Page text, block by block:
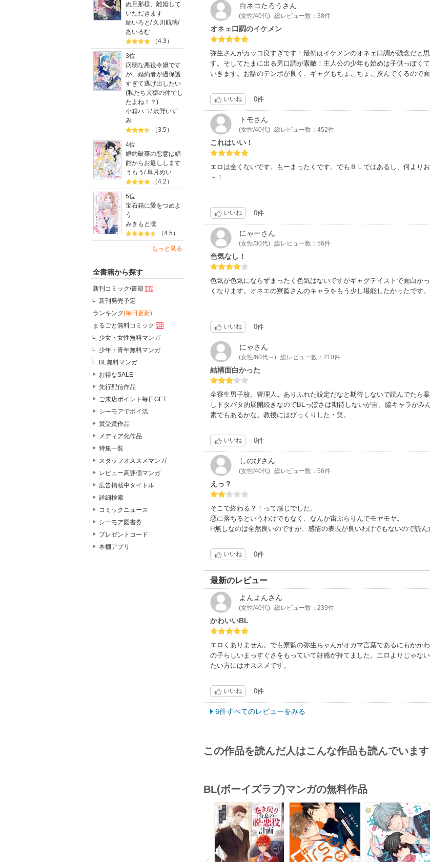
ぬ旦那様、離婚して
いただきます
紬いろと / 久川航璃/
あいるむ
（4.3）
3位
病弱な悪役令嬢です
が、婚約者が過保護
すぎて逃げ出したい
(私たち犬猿の仲でし
たよね！？)
小箱ハコ/沢野いず
み
（3.5）
4位
婚約破棄の悪意は娼
館からお返しします
うもう /皐月めい
（4.2）
5位
宝石箱に愛をつめよ
う
みきもと凜
（4.5）
もっと見る
全書籍から探す
新刊コミック/書籍
新刊発売予定
ランキング(毎日更新)
まるごと無料コミック
少女・女性無料マンガ
少年・青年無料マンガ
BL無料マンガ
お得なSALE
先行配信作品
ご来店ポイント毎日GET
シーモアでポイ活
賞受賞作品
メディア化作品
特集一覧
スタッフオススメマンガ
レビュー高評価マンガ
広告掲載中タイトル
詳細検索
コミックニュース
シーモア図書券
プレゼントコード
本棚アプリ
白ネコたろう さん
(女性/40代) 総レビュー数：38件
オネェ口調のイケメン
弥生さんがカッコ良すぎです！最初はイケメンのオネェ口調が残念だと
す。そしてたまに出る男口調が素敵！主人公の少年も始めは子供っぽく
いきます。お話のテンポが良く、ギャグもちょこちょこ挟んでくるので面
いいね 0件
トモさん
(女性/40代) 総レビュー数：452件
これはいい！
エロは全くないです。もーまったくです。でもＢＬではあるし、何より
～！
いいね 0件
にゃーさん
(女性/30代) 総レビュー数：56件
色気なし！
色気が色気にならずまったく色気はないですがギャグテイストで面白か
くなります。オネエの寮監さんのキャラをもう少し堪能したかったです。
いいね 0件
にゃさん
(女性/60代～) 総レビュー数：210件
結構面白かった
全寮生男子校、管理人。ありふれた設定だなと期待しないで読んでたら
しドタバタ的展開続きなのでBLっぽさは期待しないが吉。脇キャラが
素でもあるかな。教授にはびっくりした・笑。
いいね 0件
しのびさん
(女性/40代) 総レビュー数：56件
えっ？
そこで終わる？！って感じでした。
恋に落ちるというわけでもなく、なんか宙ぶらりんでモヤモヤ。
H無しなのは全然良いのですが、感情の表現が良いわけでもないので読ん
いいね 0件
最新のレビュー
よんよんさん
(女性/40代) 総レビュー数：239件
かわいいBL
エロくありません。でも寮監の弥生ちゃんがオカマ言葉であるにもかか
の子らしいまっすぐさをもっていて好感が持てました。エロよりじゃな
たい方にはオススメです。
いいね 0件
6件すべてのレビューをみる
この作品を読んだ人はこんな作品も読んでいます
BL(ボーイズラブ)マンガの無料作品
v
o
s